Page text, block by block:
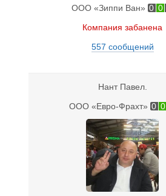
ООО «Зиппи Ван» 0 0
Компания забанена
557 сообщений
Нант Павел.
ООО «Евро-Фрахт» 0 0